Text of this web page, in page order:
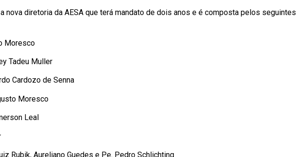
nova diretoria da AESA que terá mandato de dois anos e é composta pelos seguintes
Moresco
Tadeu Muller
Cardozo de Senna
Moresco
Leal
Rubik, Aureliano Guedes e Pe. Pedro Schlichting